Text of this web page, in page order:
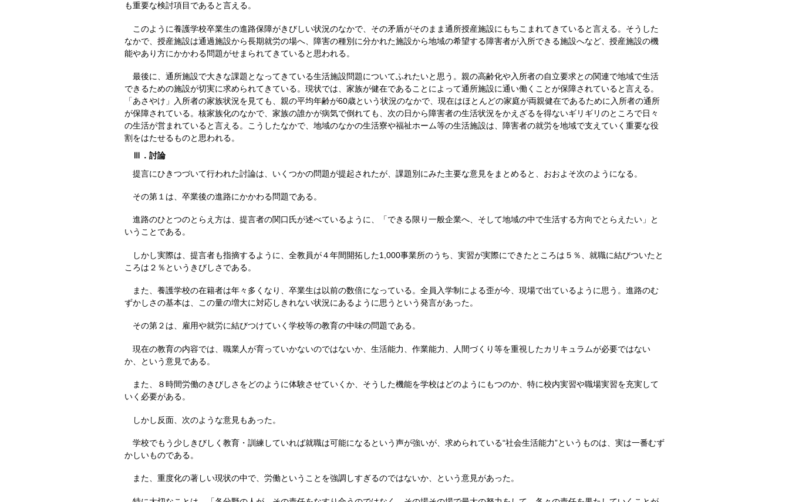
も重要な検討項目であると言える。
このように養護学校卒業生の進路保障がきびしい状況のなかで、その矛盾がそのまま通所授産施設にもちこまれてきていると言える。そうした
なかで、授産施設は通過施設から長期就労の場へ、障害の種別に分かれた施設から地域の希望する障害者が入所できる施設へなど、授産施設の機
能やあり方にかかわる問題がせまられてきていると思われる。
最後に、通所施設で大きな課題となってきている生活施設問題についてふれたいと思う。親の高齢化や入所者の自立要求との関連で地域で生活
できるための施設が切実に求められてきている。現状では、家族が健在であることによって通所施設に通い働くことが保障されていると言える。
「あさやけ」入所者の家族状況を見ても、親の平均年齢が60歳という状況のなかで、現在はほとんどの家庭が両親健在であるために入所者の通所
が保障されている。核家族化のなかで、家族の誰かが病気で倒れても、次の日から障害者の生活状況をかえざるを得ないギリギリのところで日々
の生活が営まれていると言える。こうしたなかで、地域のなかの生活寮や福祉ホーム等の生活施設は、障害者の就労を地域で支えていく重要な役
割をはたせるものと思われる。
Ⅲ．討論
提言にひきつづいて行われた討論は、いくつかの問題が提起されたが、課題別にみた主要な意見をまとめると、おおよそ次のようになる。
その第１は、卒業後の進路にかかわる問題である。
進路のひとつのとらえ方は、提言者の関口氏が述べているように、「できる限り一般企業へ、そして地域の中で生活する方向でとらえたい」と
いうことである。
しかし実際は、提言者も指摘するように、全教員が４年間開拓した1,000事業所のうち、実習が実際にできたところは５％、就職に結びついたと
ころは２％というきびしさである。
また、養護学校の在籍者は年々多くなり、卒業生は以前の数倍になっている。全員入学制による歪が今、現場で出ているように思う。進路のむ
ずかしさの基本は、この量の増大に対応しきれない状況にあるように思うという発言があった。
その第２は、雇用や就労に結びつけていく学校等の教育の中味の問題である。
現在の教育の内容では、職業人が育っていかないのではないか、生活能力、作業能力、人間づくり等を重視したカリキュラムが必要ではない
か、という意見である。
また、８時間労働のきびしさをどのように体験させていくか、そうした機能を学校はどのようにもつのか、特に校内実習や職場実習を充実して
いく必要がある。
しかし反面、次のような意見もあった。
学校でもう少しきびしく教育・訓練していれば就職は可能になるという声が強いが、求められている“社会生活能力”というものは、実は一番むず
かしいものである。
また、重度化の著しい現状の中で、労働ということを強調しすぎるのではないか、という意見があった。